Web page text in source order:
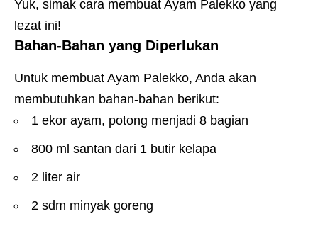
Yuk, simak cara membuat Ayam Palekko yang
lezat ini!
Bahan-Bahan yang Diperlukan
Untuk membuat Ayam Palekko, Anda akan
membutuhkan bahan-bahan berikut:
1 ekor ayam, potong menjadi 8 bagian
800 ml santan dari 1 butir kelapa
2 liter air
2 sdm minyak goreng